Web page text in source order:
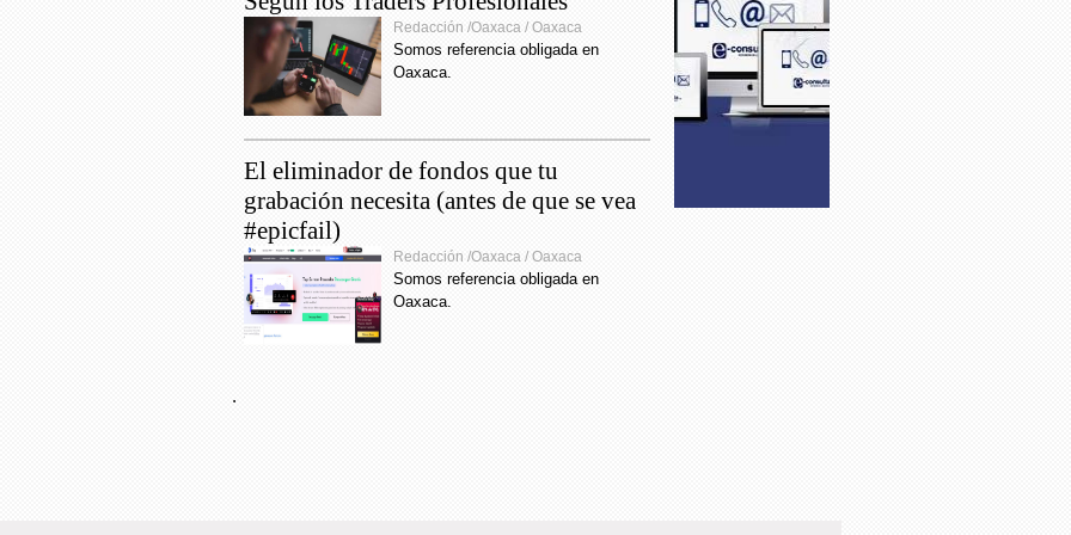
Priorizar la salud, y evitar eventos
masivos, fundamental para reducir curva
En San Juan Chapultepec,
entrega Ayuntamiento rehabilitación de
drenaje en el Barrio del Rosario
9:07
Asegurar un retorno seguro a
Jara a Gobierno del Estado
Redacción /Oaxaca / Oaxaca
Somos referencia obligada en
Oaxaca.
El eliminador de fondos que tu
grabación necesita (antes de que se vea
#epicfail)
Redacción /Oaxaca / Oaxaca
Somos referencia obligada en
Oaxaca.
.